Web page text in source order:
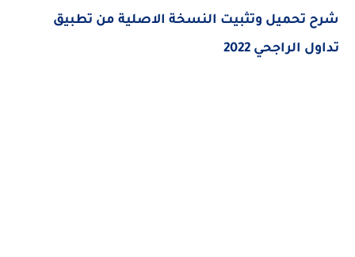
شرح تحميل وتثبيت النسخة الاصلية من تطبيق
تداول الراجحي 2022